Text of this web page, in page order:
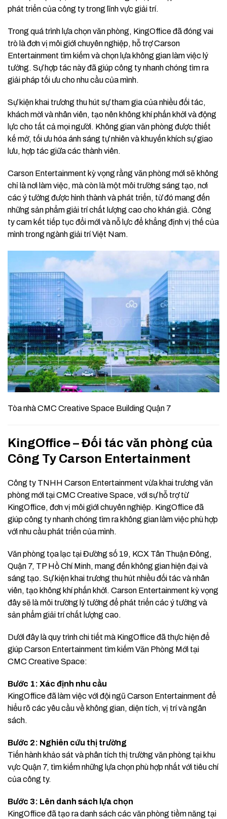
phát triển của công ty trong lĩnh vực giải trí.
Trong quá trình lựa chọn văn phòng, KingOffice đã đóng vai
trò là đơn vị môi giới chuyên nghiệp, hỗ trợ Carson
Entertainment tìm kiếm và chọn lựa không gian làm việc lý
tưởng. Sự hợp tác này đã giúp công ty nhanh chóng tìm ra
giải pháp tối ưu cho nhu cầu của mình.
Sự kiện khai trương thu hút sự tham gia của nhiều đối tác,
khách mời và nhân viên, tạo nên không khí phấn khởi và động
lực cho tất cả mọi người. Không gian văn phòng được thiết
kế mở, tối ưu hóa ánh sáng tự nhiên và khuyến khích sự giao
lưu, hợp tác giữa các thành viên.
Carson Entertainment kỳ vọng rằng văn phòng mới sẽ không
chỉ là nơi làm việc, mà còn là một môi trường sáng tạo, nơi
các ý tưởng được hình thành và phát triển, từ đó mang đến
những sản phẩm giải trí chất lượng cao cho khán giả. Công
ty cam kết tiếp tục đổi mới và nỗ lực để khẳng định vị thế của
mình trong ngành giải trí Việt Nam.
Tòa nhà CMC Creative Space Building Quận 7
KingOffice – Đối tác văn phòng của
Công Ty Carson Entertainment
Công ty TNHH Carson Entertainment vừa khai trương văn
phòng mới tại CMC Creative Space, với sự hỗ trợ từ
KingOffice, đơn vị môi giới chuyên nghiệp. KingOffice đã
giúp công ty nhanh chóng tìm ra không gian làm việc phù hợp
với nhu cầu phát triển của mình.
Văn phòng tọa lạc tại Đường số 19, KCX Tân Thuận Đông,
Quận 7, TP Hồ Chí Minh, mang đến không gian hiện đại và
sáng tạo. Sự kiện khai trương thu hút nhiều đối tác và nhân
viên, tạo không khí phấn khởi. Carson Entertainment kỳ vọng
đây sẽ là môi trường lý tưởng để phát triển các ý tưởng và
sản phẩm giải trí chất lượng cao.
Dưới đây là quy trình chi tiết mà KingOffice đã thực hiện để
giúp Carson Entertainment tìm kiếm Văn Phòng Mới tại
CMC Creative Space:
Bước 1: Xác định nhu cầu
KingOffice đã làm việc với đội ngũ Carson Entertainment để
hiểu rõ các yêu cầu về không gian, diện tích, vị trí và ngân
sách.
Bước 2: Nghiên cứu thị trường
Tiến hành khảo sát và phân tích thị trường văn phòng tại khu
vực Quận 7, tìm kiếm những lựa chọn phù hợp nhất với tiêu chí
của công ty.
Bước 3: Lên danh sách lựa chọn
KingOffice đã tạo ra danh sách các văn phòng tiềm năng tại